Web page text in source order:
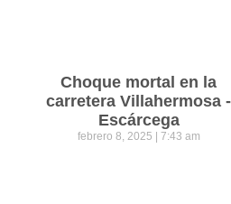
Choque mortal en la
carretera Villahermosa -
Escárcega
febrero 8, 2025 7:43 am